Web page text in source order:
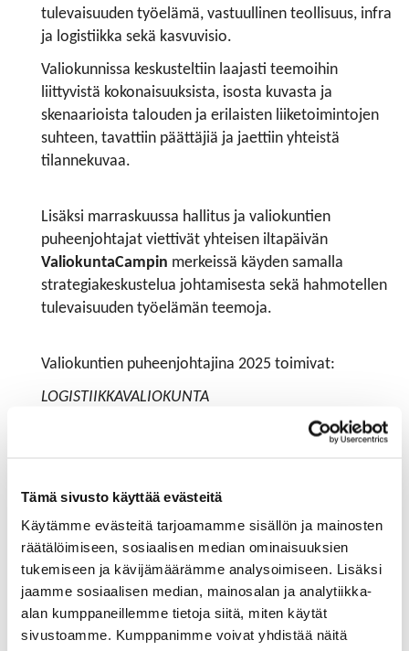
Tämä sivusto käyttää evästeitä
Käytämme evästeitä tarjoamamme sisällön ja mainosten
räätälöimiseen, sosiaalisen median ominaisuuksien
tukemiseen ja kävijämäärämme analysoimiseen. Lisäksi
jaamme sosiaalisen median, mainosalan ja analytiikka-
alan kumppaneillemme tietoja siitä, miten käytät
sivustoamme. Kumppanimme voivat yhdistää näitä
tulevaisuuden työelämä, vastuullinen teollisuus, infra
ja logistiikka sekä kasvuvisio.
Valiokunnissa keskusteltiin laajasti teemoihin
liittyvistä kokonaisuuksista, isosta kuvasta ja
skenaarioista talouden ja erilaisten liiketoimintojen
suhteen, tavattiin päättäjiä ja jaettiin yhteistä
tilannekuvaa.
Lisäksi marraskuussa hallitus ja valiokuntien
puheenjohtajat viettivät yhteisen iltapäivän
ValiokuntaCampin merkeissä käyden samalla
strategiakeskustelua johtamisesta sekä hahmotellen
tulevaisuuden työelämän teemoja.
Valiokuntien puheenjohtajina 2025 toimivat:
LOGISTIIKKAVALIOKUNTA
Vesa Mäkilä, toimitusjohtaja, Porin
Development Manager, Boliden Harjavalta Oy
TEOLLISUUSVALIOKUNTA
PuheenjohtajaJari Jylli, toimitusjohtaja, Harju
Elekter Oy
VarapuheenjohtajaPetri Kivineva, toimitusjohtaja,